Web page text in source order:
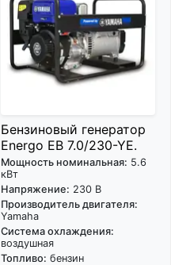
Бензиновый генератор
Energo EB 7.0/230-YE.
Мощность номинальная: 5.6
кВт
Напряжение: 230 В
Производитель двигателя:
Yamaha
Система охлаждения:
воздушная
Топливо: бензин